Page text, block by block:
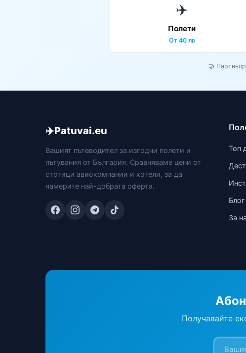
✈️
Полети
От 40 лв
🤝
✈️Patuvai.eu
Вашият пътеводител за изгодни полети и
пътувания от България. Сравняваме цени от
стотици авиокомпании и хотели, за да
намерите най-добрата оферта.
Топ
Блог
За
Получавайте